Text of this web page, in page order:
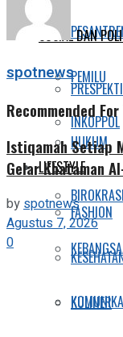
PEMILU
INKOPPOL
LIFESTYLE
FASHION
KULINER
SOSIAL DAN
HUKUM
BIROKRASI
spotnews
Recommended For
Istiqamah Setiap
Gelar Khataman
byspotnews
Agustus 7, 2026
0